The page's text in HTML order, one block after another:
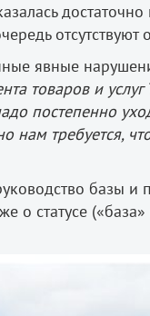
явные
товаров и
постепенно
нам требуется,
базы и
о статусе